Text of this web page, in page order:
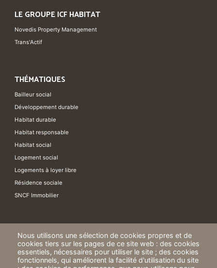
Nous utilisons une sélection de cookies propres et de
cookies tiers sur les pages de ce site web : des cookies
essentiels, nécessaires pour utiliser le site ; des cookies
fonctionnels, qui améliorent la facilité d'utilisation du site
LE GROUPE ICF HABITAT
Novedis Property Management
Trans'Actif
THÉMATIQUES
Bailleur social
Développement durable
Habitat durable
Habitat responsable
Habitat social
Logement social
Logements à loyer libre
Résidence sociale
SNCF Immobilier